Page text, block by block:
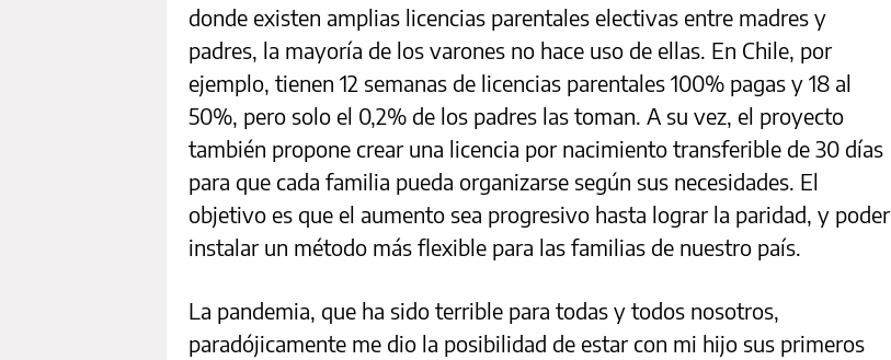
donde existen amplias licencias parentales electivas entre madres y
padres, la mayoría de los varones no hace uso de ellas. En Chile, por
ejemplo, tienen 12 semanas de licencias parentales 100% pagas y 18 al
50%, pero solo el 0,2% de los padres las toman. A su vez, el proyecto
también propone crear una licencia por nacimiento transferible de 30 días
para que cada familia pueda organizarse según sus necesidades. El
objetivo es que el aumento sea progresivo hasta lograr la paridad, y poder
instalar un método más flexible para las familias de nuestro país.
La pandemia, que ha sido terrible para todas y todos nosotros,
paradójicamente me dio la posibilidad de estar con mi hijo sus primeros